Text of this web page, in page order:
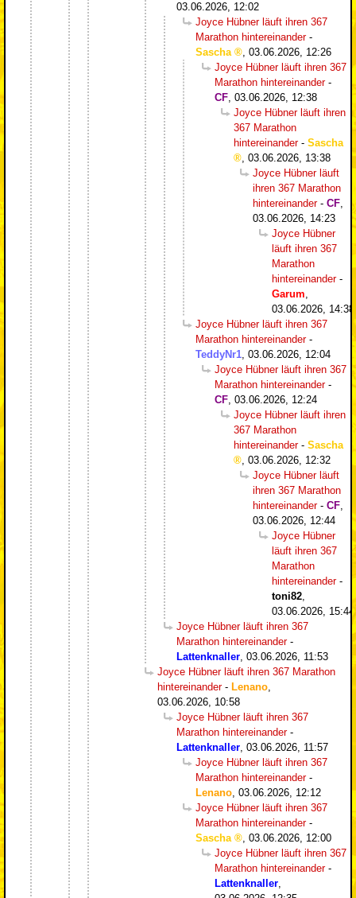
03.06.2026, 12:02
Joyce Hübner läuft ihren 367
Marathon hintereinander-
Sascha
, 03.06.2026, 12:26
Joyce Hübner läuft ihren 367
Marathon hintereinander-
CF, 03.06.2026, 12:38
Joyce Hübner läuft ihren
367 Marathon
hintereinander- Sascha
, 03.06.2026, 13:38
Joyce Hübner läuft
ihren 367 Marathon
hintereinander- CF,
03.06.2026, 14:23
Joyce Hübner
läuft ihren 367
Marathon
hintereinander-
Garum,
03.06.2026, 14:38
Joyce Hübner läuft ihren 367
Marathon hintereinander-
TeddyNr1, 03.06.2026, 12:04
Joyce Hübner läuft ihren 367
Marathon hintereinander-
CF, 03.06.2026, 12:24
Joyce Hübner läuft ihren
367 Marathon
hintereinander- Sascha
, 03.06.2026, 12:32
Joyce Hübner läuft
ihren 367 Marathon
hintereinander- CF,
03.06.2026, 12:44
Joyce Hübner
läuft ihren 367
Marathon
hintereinander-
toni82,
03.06.2026, 15:44
Joyce Hübner läuft ihren 367
Marathon hintereinander-
Lattenknaller, 03.06.2026, 11:53
Joyce Hübner läuft ihren 367 Marathon
hintereinander- Lenano,
03.06.2026, 10:58
Joyce Hübner läuft ihren 367
Marathon hintereinander-
Lattenknaller, 03.06.2026, 11:57
Joyce Hübner läuft ihren 367
Marathon hintereinander-
Lenano, 03.06.2026, 12:12
Joyce Hübner läuft ihren 367
Marathon hintereinander-
Sascha
, 03.06.2026, 12:00
Joyce Hübner läuft ihren 367
Marathon hintereinander-
Lattenknaller,